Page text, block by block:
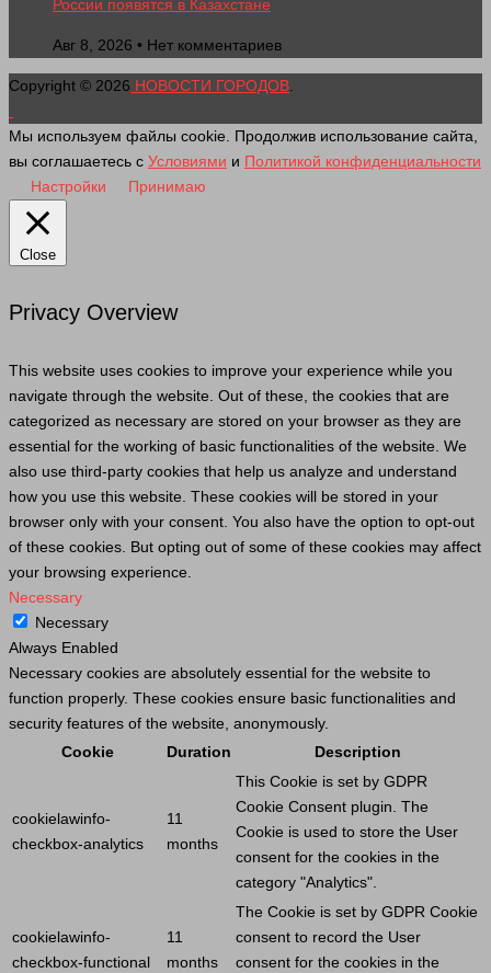
России появятся в Казахстане
Авг 8, 2026 • Нет комментариев
Copyright © 2026 НОВОСТИ ГОРОДОВ.
Мы используем файлы cookie. Продолжив использование сайта,
вы соглашаетесь с Условиями и Политикой конфиденциальности
Настройки
Принимаю
Close
Privacy Overview
This website uses cookies to improve your experience while you
navigate through the website. Out of these, the cookies that are
categorized as necessary are stored on your browser as they are
essential for the working of basic functionalities of the website. We
also use third-party cookies that help us analyze and understand
how you use this website. These cookies will be stored in your
browser only with your consent. You also have the option to opt-out
of these cookies. But opting out of some of these cookies may affect
your browsing experience.
Necessary
Necessary
Always Enabled
Necessary cookies are absolutely essential for the website to
function properly. These cookies ensure basic functionalities and
security features of the website, anonymously.
Cookie
Duration Description
cookielawinfo-
checkbox-analytics
11
months
This Cookie is set by GDPR
Cookie Consent plugin. The
Cookie is used to store the User
consent for the cookies in the
category "Analytics".
cookielawinfo-
checkbox-functional
11
months
The Cookie is set by GDPR Cookie
consent to record the User
consent for the cookies in the